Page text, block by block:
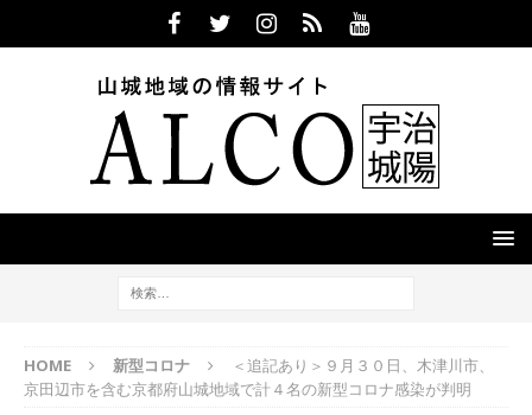
HOME 新型コロナ
＜追記あり＞９月３０日、木津川市、
京田辺市を含む京都府山城地域で計４名の新型コロナ感染が判明